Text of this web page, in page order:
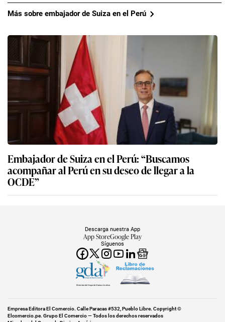
Más sobre embajador de Suiza en el Perú
Embajador de Suiza en el Perú: “Buscamos
acompañar al Perú en su deseo de llegar a la
OCDE”
Síguenos
Descarga nuestra App
App StoreGoogle Play
Miembro del Grupo de Diarios América
Empresa Editora El Comercio. Calle Paracas #532, Pueblo Libre. Copyright ©
Elcomercio.pe. Grupo El Comercio — Todos los derechos reservados